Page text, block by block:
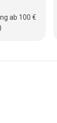
ab 100 €